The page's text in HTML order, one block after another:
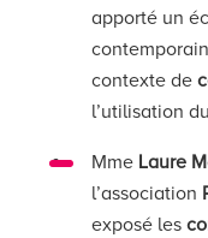
apporté un
contexte de
l’utilisation
Mme Laure
l’association
exposé les